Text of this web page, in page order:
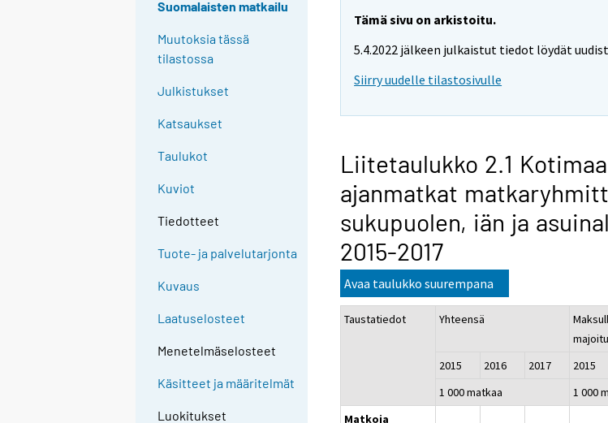
Suomalaisten matkailu
Muutoksia tässä
tilastossa
Julkistukset
Katsaukset
Taulukot
Kuviot
Tiedotteet
Tuote- ja palvelutarjonta
Kuvaus
Laatuselosteet
Menetelmäselosteet
Käsitteet ja määritelmät
Luokitukset
Tämä sivu on arkistoitu.
5.4.2022 jälkeen julkaistut tiedot löydät
Siirry uudelle tilastosivulle
Liitetaulukko 2.1
ajanmatkat
sukupuolen, iän ja
2015-2017
Avaa taulukko suurempana
Taustatiedot Yhteensä
2015 2016 2017 2015
1 000 matkaa
1 000
Matkoja